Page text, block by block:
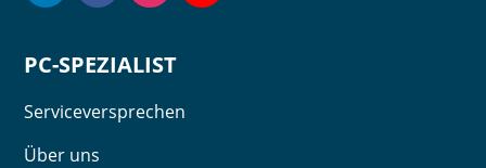
PC-SPEZIALIST
Serviceversprechen
Über uns